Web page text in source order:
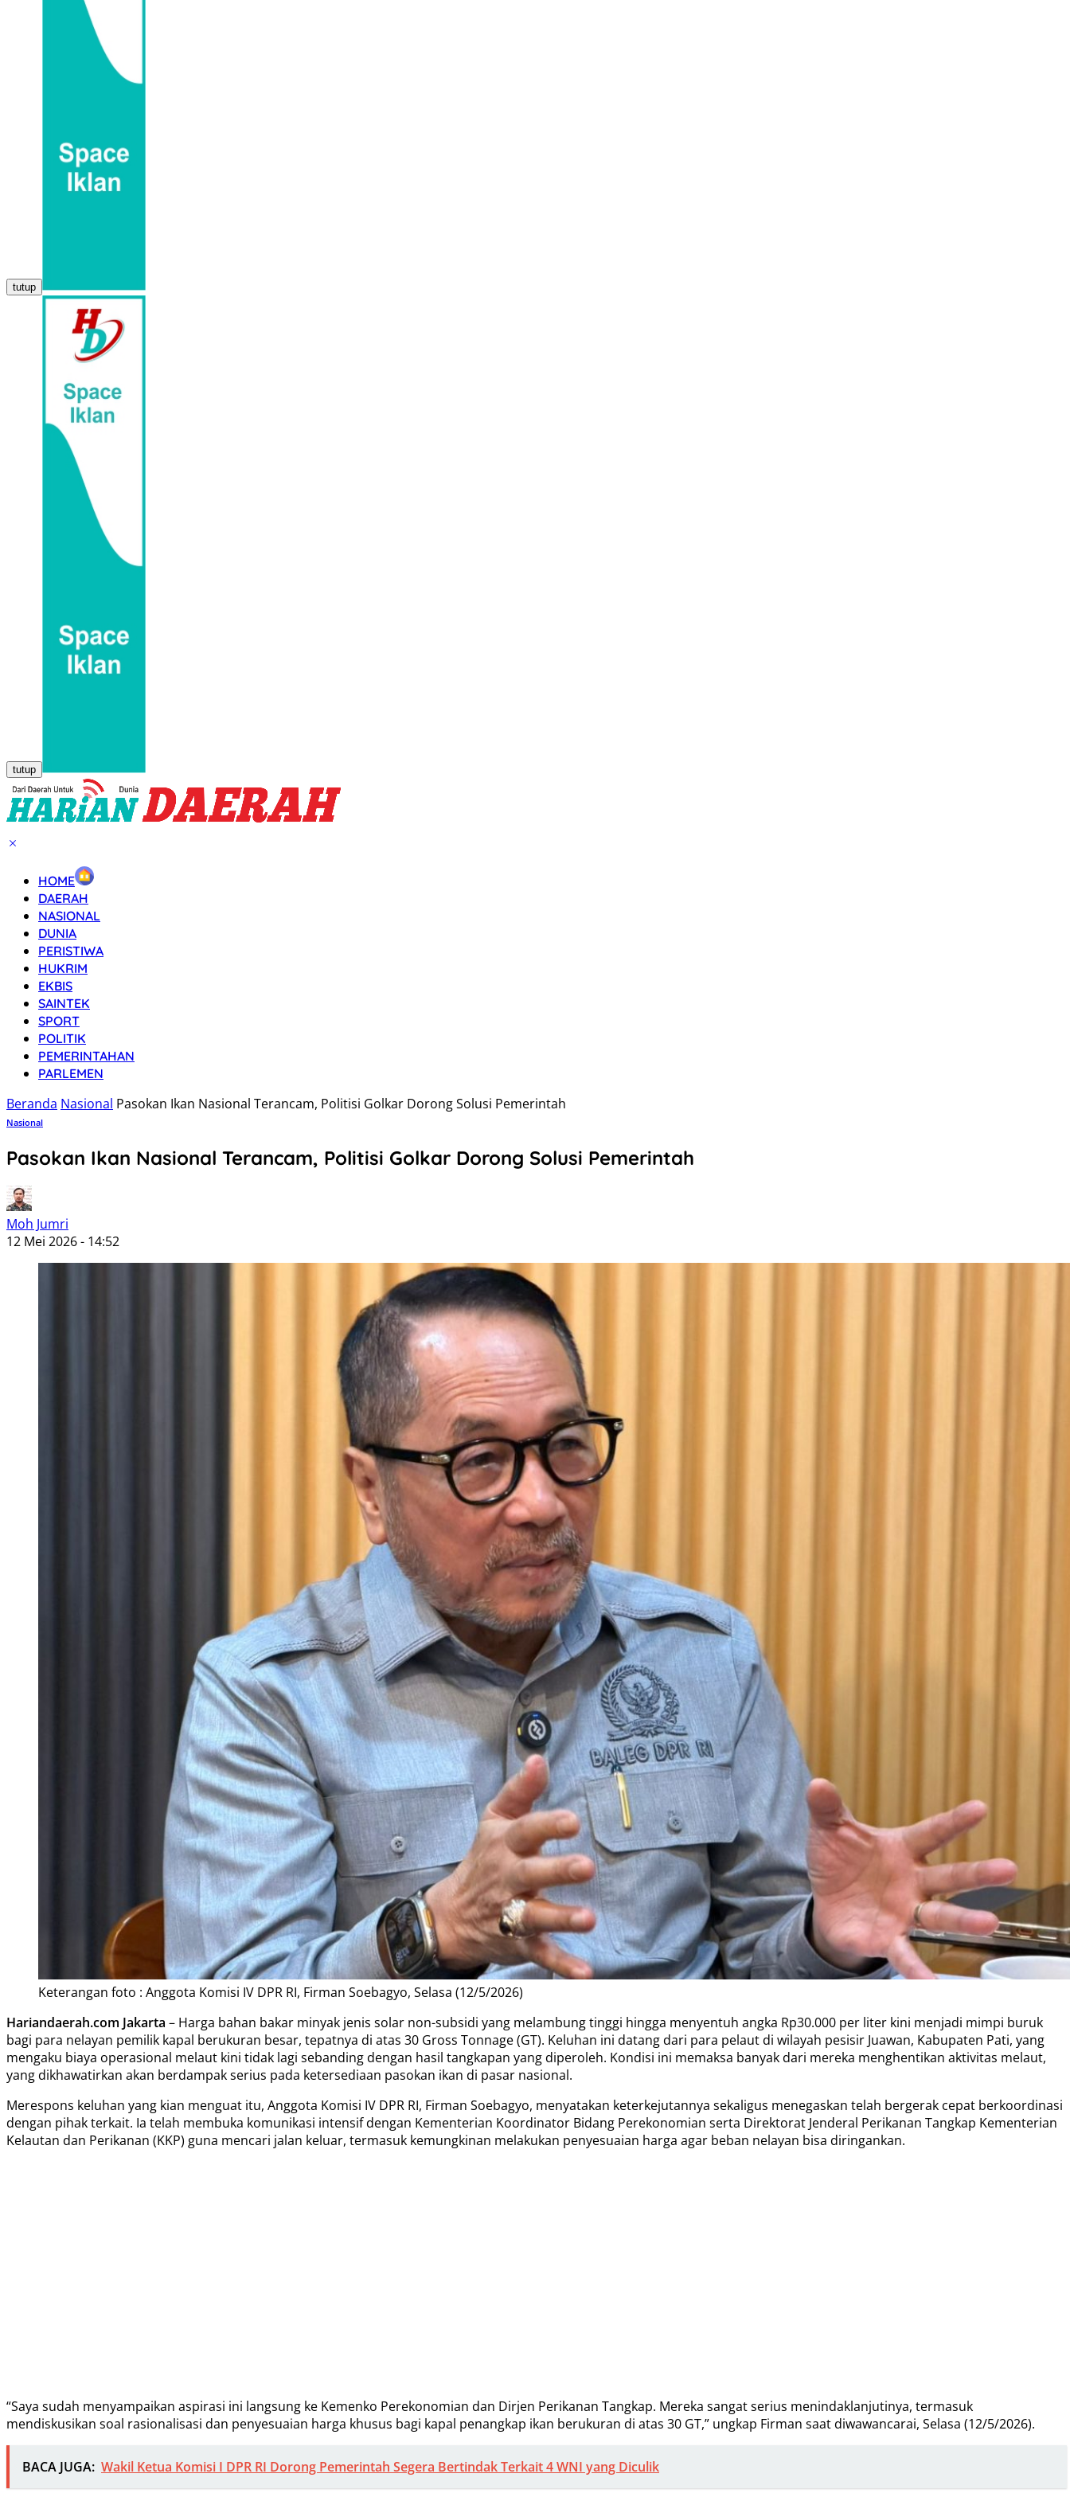
tutup
tutup
HOME
DAERAH
NASIONAL
DUNIA
PERISTIWA
HUKRIM
EKBIS
SAINTEK
SPORT
POLITIK
PEMERINTAHAN
PARLEMEN
Beranda Nasional Pasokan Ikan Nasional Terancam, Politisi Golkar Dorong Solusi Pemerintah
Nasional
Pasokan Ikan Nasional Terancam, Politisi Golkar Dorong Solusi Pemerintah
Moh Jumri
12 Mei 2026 - 14:52
Keterangan foto : Anggota Komisi IV DPR RI, Firman Soebagyo, Selasa (12/5/2026)
Hariandaerah.com Jakarta – Harga bahan bakar minyak jenis solar non-subsidi yang melambung tinggi hingga menyentuh angka Rp30.000 per liter kini menjadi mimpi buruk
bagi para nelayan pemilik kapal berukuran besar, tepatnya di atas 30 Gross Tonnage (GT). Keluhan ini datang dari para pelaut di wilayah pesisir Juawan, Kabupaten Pati, yang
mengaku biaya operasional melaut kini tidak lagi sebanding dengan hasil tangkapan yang diperoleh. Kondisi ini memaksa banyak dari mereka menghentikan aktivitas melaut,
yang dikhawatirkan akan berdampak serius pada ketersediaan pasokan ikan di pasar nasional.
Merespons keluhan yang kian menguat itu, Anggota Komisi IV DPR RI, Firman Soebagyo, menyatakan keterkejutannya sekaligus menegaskan telah bergerak cepat berkoordinasi
dengan pihak terkait. Ia telah membuka komunikasi intensif dengan Kementerian Koordinator Bidang Perekonomian serta Direktorat Jenderal Perikanan Tangkap Kementerian
Kelautan dan Perikanan (KKP) guna mencari jalan keluar, termasuk kemungkinan melakukan penyesuaian harga agar beban nelayan bisa diringankan.
“Saya sudah menyampaikan aspirasi ini langsung ke Kemenko Perekonomian dan Dirjen Perikanan Tangkap. Mereka sangat serius menindaklanjutinya, termasuk
mendiskusikan soal rasionalisasi dan penyesuaian harga khusus bagi kapal penangkap ikan berukuran di atas 30 GT,” ungkap Firman saat diwawancarai, Selasa (12/5/2026).
BACA JUGA: Wakil Ketua Komisi I DPR RI Dorong Pemerintah Segera Bertindak Terkait 4 WNI yang Diculik